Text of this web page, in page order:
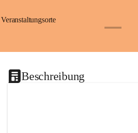
Veranstaltungsorte
Beschreibung